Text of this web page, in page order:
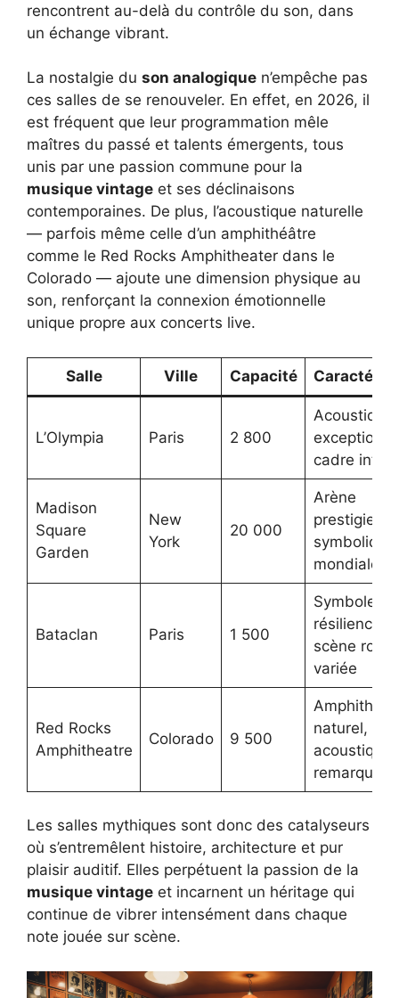
rencontrent au-delà du contrôle du son, dans
un échange vibrant.
La nostalgie du son analogique n’empêche pas
ces salles de se renouveler. En effet, en 2026, il
est fréquent que leur programmation mêle
maîtres du passé et talents émergents, tous
unis par une passion commune pour la
musique vintage et ses déclinaisons
contemporaines. De plus, l’acoustique naturelle
— parfois même celle d’un amphithéâtre
comme le Red Rocks Amphitheater dans le
Colorado — ajoute une dimension physique au
son, renforçant la connexion émotionnelle
unique propre aux concerts live.
Salle Ville Capacité
L’Olympia Paris 2 800
Acoustique
cadre
Madison
Square
Garden
New
York
20 000
Arène
symbolique
mondiale
Bataclan Paris 1 500
Symbole de
résilience,
scène rock
variée
Red Rocks
Amphitheatre
Colorado 9 500
naturel,
acoustique
Les salles mythiques sont donc des catalyseurs
où s’entremêlent histoire, architecture et pur
plaisir auditif. Elles perpétuent la passion de la
musique vintage et incarnent un héritage qui
continue de vibrer intensément dans chaque
note jouée sur scène.